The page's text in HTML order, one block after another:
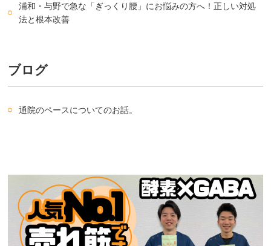
浦和・与野で急な「ぎっくり腰」にお悩みの方へ！正しい対処
法と根本改善
ブログ
通院のペースについてのお話。